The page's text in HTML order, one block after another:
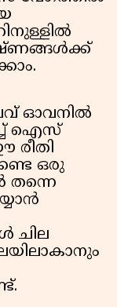
ഓവനിൽ
ഐസ്
ഒരു
തന്നെ
ചില